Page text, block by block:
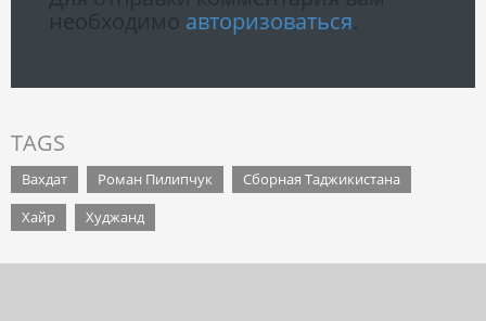
авторизоваться
TAGS
Вахдат Роман Пилипчук
Сборная Таджикистана
Хайр
Худжанд